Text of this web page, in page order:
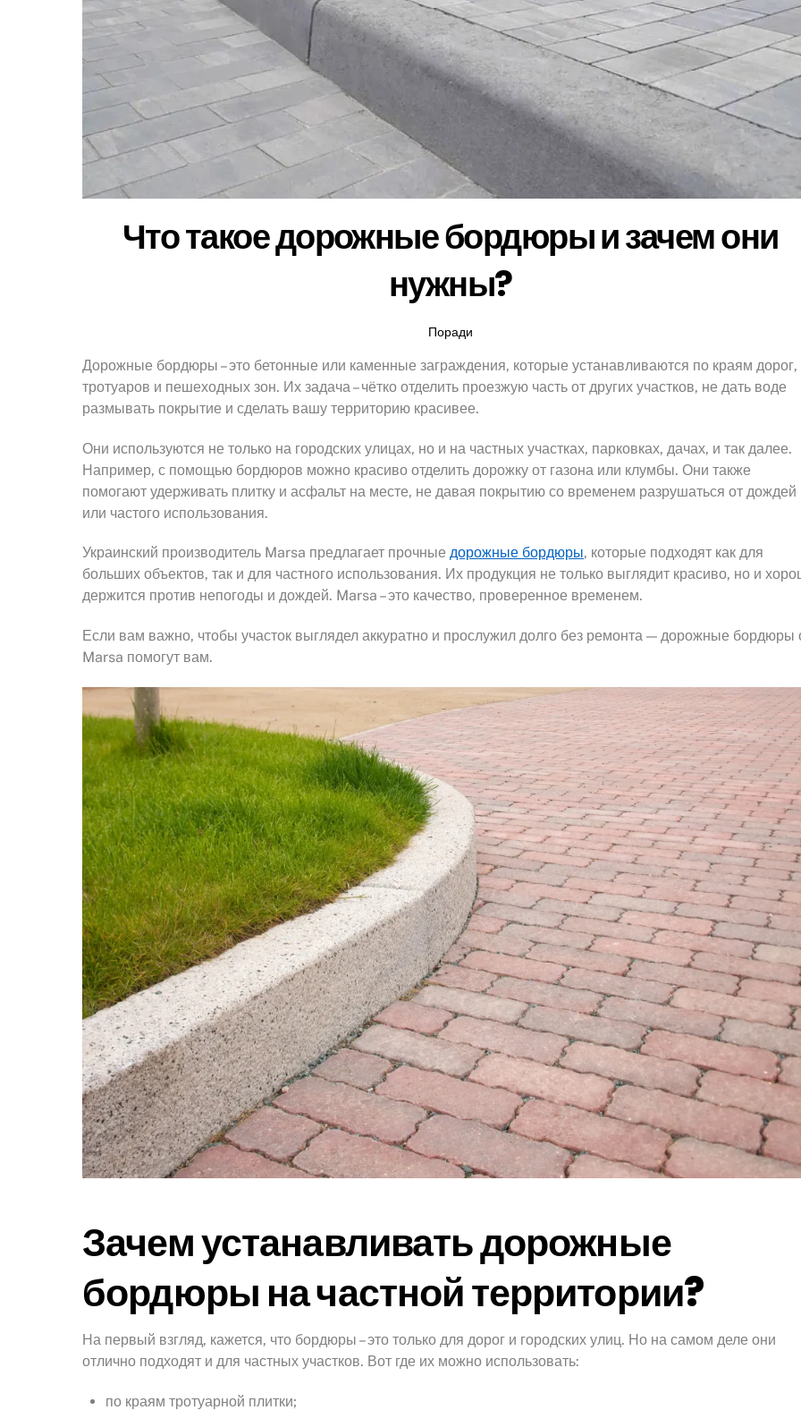
Что такое дорожные бордюры и зачем они
нужны?
Поради
Дорожные бордюры – это бетонные или каменные заграждения, которые устанавливаются по краям дорог,
тротуаров и пешеходных зон. Их задача – чётко отделить проезжую часть от других участков, не дать воде
размывать покрытие и сделать вашу территорию красивее.
Они используются не только на городских улицах, но и на частных участках, парковках, дачах, и так далее.
Например, с помощью бордюров можно красиво отделить дорожку от газона или клумбы. Они также
помогают удерживать плитку и асфальт на месте, не давая покрытию со временем разрушаться от дождей
или частого использования.
Украинский производитель Marsa предлагает прочные дорожные бордюры, которые подходят как для
больших объектов, так и для частного использования. Их продукция не только выглядит красиво, но и
держится против непогоды и дождей. Marsa – это качество, проверенное временем.
Если вам важно, чтобы участок выглядел аккуратно и прослужил долго без ремонта — дорожные бордюры
Marsa помогут вам.
Зачем устанавливать дорожные
бордюры на частной территории?
На первый взгляд, кажется, что бордюры – это только для дорог и городских улиц. Но на самом деле они
отлично подходят и для частных участков. Вот где их можно использовать:
по краям тротуарной плитки;